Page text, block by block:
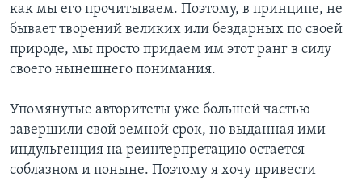
ДЕТАЛИ
АМЕРИКА. БОЛЬШОЕ ПУТЕШЕСТВИЕ
АМЕРИКАНСКИЕ ГОРОДКИ
УЧИМ АНГЛИЙСКИЙ
ВИДЕО
ПОДПИСКА НА НОВОСТИ
Learning English
СОЦИАЛЬНЫЕ СЕТИ
как мы его прочитываем. Поэтому, в принципе, не
бывает творений великих или бездарных по своей
природе, мы просто придаем им этот ранг в силу
своего нынешнего понимания.
Упомянутые авторитеты уже большей частью
завершили свой земной срок, но выданная ими
индульгенция на реинтерпретацию остается
соблазном и поныне. Поэтому я хочу привести